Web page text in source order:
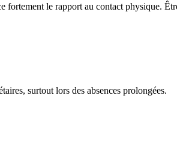
le rapport au contact physique.
surtout lors des absences prolongées.